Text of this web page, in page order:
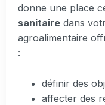
donne une place
sanitaire dans
agroalimentaire
:
définir des
affecter des